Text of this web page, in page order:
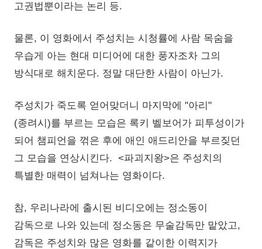
고권법뿐이라는 논리 등.
물론, 이 영화에서 주성치는 시청률에 사람 목숨을
우습게 아는 현대 미디어에 대한 풍자조차 그의
방식대로 해치운다. 정말 대단한 사람이 아닌가.
주성치가 죽도록 얻어맞더니 마지막에 "아리"
(종려시)를 부르는 모습은 록키 벨보어가 피투성이가
되어 챔피언을 꺾은 후에 애인 애드리안을 부르짖던
그 모습을 연상시킨다. <파괴지왕>은 주성치의
특별한 매력이 넘쳐나는 영화이다.
참, 우리나라에 출시된 비디오에는 정소동이
감독으로 나와 있는데 정소동은 무술감독만 맡았고,
감독은 주성치와 많은 영화를 같이한 이력지가